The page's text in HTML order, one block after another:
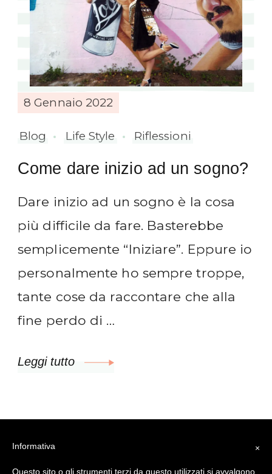
8 Gennaio 2022
Blog Life Style Riflessioni
Come dare inizio ad un sogno?
Dare inizio ad un sogno è la cosa
più difficile da fare. Basterebbe
semplicemente “Iniziare”. Eppure io
personalmente ho sempre troppe,
tante cose da raccontare che alla
fine perdo di …
Leggi tutto
×
Informativa
Questo sito o gli strumenti terzi da questo utilizzati si avvalgono